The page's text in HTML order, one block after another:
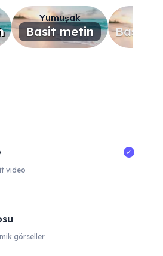
Yumuşak
Basit metin Basit
✓
video
görseller